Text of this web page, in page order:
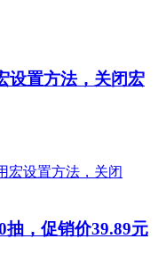
设置方法，关闭宏
抽，促销价39.89元